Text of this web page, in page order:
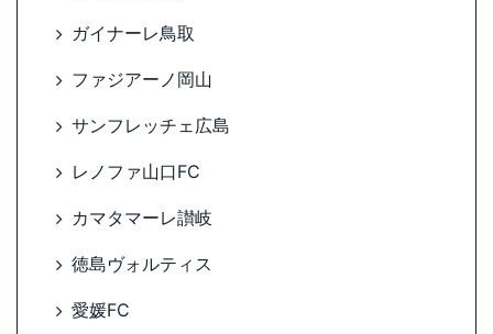
ガイナーレ鳥取
ファジアーノ岡山
サンフレッチェ広島
レノファ山口FC
カマタマーレ讃岐
徳島ヴォルティス
愛媛FC